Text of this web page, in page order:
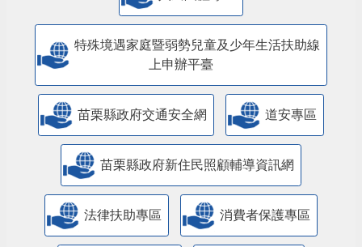
特殊境遇家庭暨弱勢兒童及少年生活扶助線
上申辦平臺
苗栗縣政府交通安全網 道安專區
苗栗縣政府新住民照顧輔導資訊網
法律扶助專區 消費者保護專區